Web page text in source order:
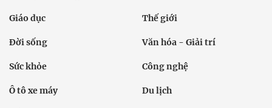
Giáo dục Thế giới
Đời sống Văn hóa - Giải trí
Sức khỏe Công nghệ
Ô tô xe máy Du lịch